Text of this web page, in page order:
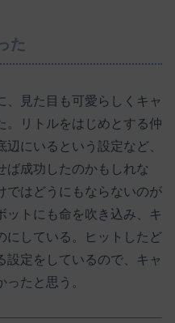
た
、見た目も可愛らしくキャ
。リトルをはじめとする仲
にいるという設定など、
ば成功したのかもしれな
ではどうにもならないのが
ットにも命を吹き込み、キ
にしている。ヒットしたど
設定をしているので、キャ
たと思う。